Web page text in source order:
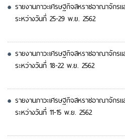
รายงานภาวะเศรษฐกิจสหราชอาณาจักร
ระหว่างวันที่ 25-29 พ.ย. 2562
รายงานภาวะเศรษฐกิจสหราชอาณาจักร
ระหว่างวันที่ 18-22 พ.ย. 2562
รายงานภาวะเศรษฐกิจสหราชอาณาจักร
ระหว่างวันที่ 11-15 พ.ย. 2562